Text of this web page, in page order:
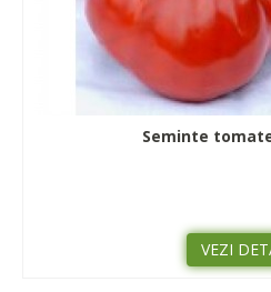
Seminte
VEZI